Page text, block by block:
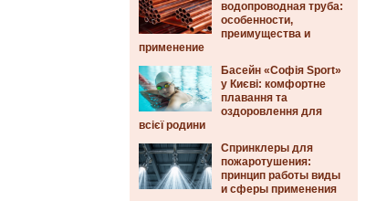
водопроводная труба:
особенности,
преимущества и
применение
Басейн «Софія Sport»
у Києві: комфортне
плавання та
оздоровлення для
всієї родини
Спринклеры для
пожаротушения:
принцип работы виды
и сферы применения